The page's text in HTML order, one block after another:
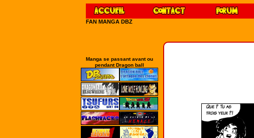
FAN MANGA DBZ
Manga se passant avant ou
pendant Dragon ball